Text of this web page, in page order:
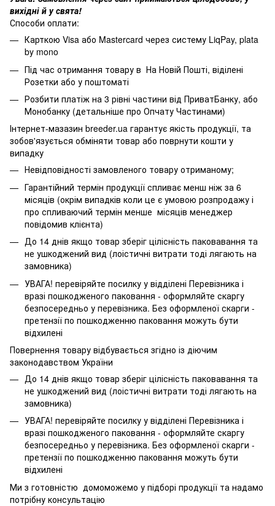
вихідні й у свята!
Способи оплати:
Карткою Visa або Mastercard через систему LiqPay, plata
by mono
Під час отримання товару в На Новій Пошті, віділені
Розетки або у поштоматі
Розбити платіж на 3 рівні частини від ПриватБанку, або
Монобанку (детальніше про Опчату Частинами)
Інтернет-мазазин breeder.ua гарантує якість продукції, та
зобов'язується обміняти товар або поврнути кошти у
випадку
Невідповідності замовленого товару отриманому;
Гарантійний термін продукції спливає менш ніж за 6
місяців (окрім випадків коли це є умовою розпродажу і
про спливаючий термін менше місяців менеджер
повідомив клієнта)
До 14 днів якщо товар зберіг цілісність паковавання та
не ушкоджений вид (лоістичні витрати тоді лягають на
замовника)
УВАГА! перевіряйте посилку у відділені Перевізника і
вразі пошкодженого паковання - оформляйте скаргу
безпосередньо у перевізника. Без оформленої скарги -
претензії по пошкодженню паковання можуть бути
відхилені
Повернення товару відбувається згідно із діючим
законодавством України
До 14 днів якщо товар зберіг цілісність паковавання та
не ушкоджений вид (лоістичні витрати тоді лягають на
замовника)
УВАГА! перевіряйте посилку у відділені Перевізника і
вразі пошкодженого паковання - оформляйте скаргу
безпосередньо у перевізника. Без оформленої скарги -
претензії по пошкодженню паковання можуть бути
відхилені
Ми з готовністю домоможемо у підборі продукції та надамо
потрібну консультацію